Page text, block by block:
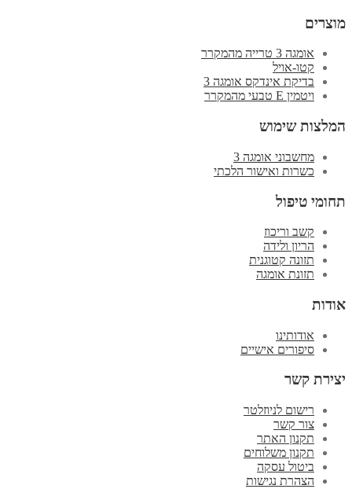
אומגה 3 טרייה מהמקרר
קטו-אויל
בדיקת אינדקס אומגה 3
ויטמין E טבעי מהמקרר
שימוש
מחשבוני אומגה 3
כשרות ואישור הלכתי
טיפול
קשב וריכוז
הריון ולידה
תזונה קטוגנית
תזונת אומגה
אודותינו
סיפורים אישיים
קשר
רישום לניוזלטר
צור קשר
תקנון האתר
תקנון משלוחים
ביטול עסקה
הצהרת נגישות